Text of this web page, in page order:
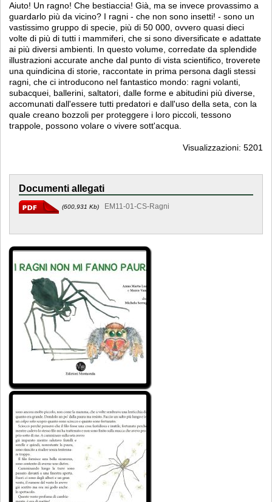
Aiuto! Un ragno! Che bestiaccia! Già, ma se invece provassimo a
guardarlo più da vicino? I ragni - che non sono insetti! - sono un
vastissimo gruppo di specie, più di 50 000, ovvero quasi dieci
volte di più di tutti i mammiferi, che si sono diversificate e adattate
ai più diversi ambienti. In questo volume, corredate da splendide
illustrazioni accurate anche dal punto di vista scientifico, troverete
una quindicina di storie, raccontate in prima persona dagli stessi
ragni, che ci introducono nel fantastico mondo: ragni volanti,
subacquei, ballerini, saltatori, dalle forme e abitudini più diverse,
accomunati dall'essere tutti predatori e dall'uso della seta, con la
quale creano bozzoli per proteggere i loro piccoli, tessono
trappole, possono volare o vivere sott'acqua.
Visualizzazioni: 5201
Documenti allegati
(600,931 Kb) EM11-01-CS-Ragni